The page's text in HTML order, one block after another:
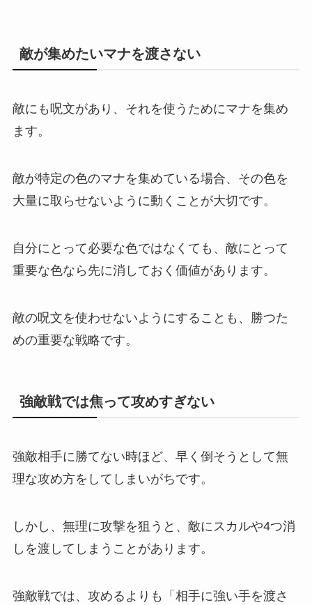
敵が集めたいマナを渡さない
敵にも呪文があり、それを使うためにマナを集め
ます。
敵が特定の色のマナを集めている場合、その色を
大量に取らせないように動くことが大切です。
自分にとって必要な色ではなくても、敵にとって
重要な色なら先に消しておく価値があります。
敵の呪文を使わせないようにすることも、勝つた
めの重要な戦略です。
強敵戦では焦って攻めすぎない
強敵相手に勝てない時ほど、早く倒そうとして無
理な攻め方をしてしまいがちです。
しかし、無理に攻撃を狙うと、敵にスカルや4つ消
しを渡してしまうことがあります。
強敵戦では、攻めるよりも「相手に強い手を渡さ